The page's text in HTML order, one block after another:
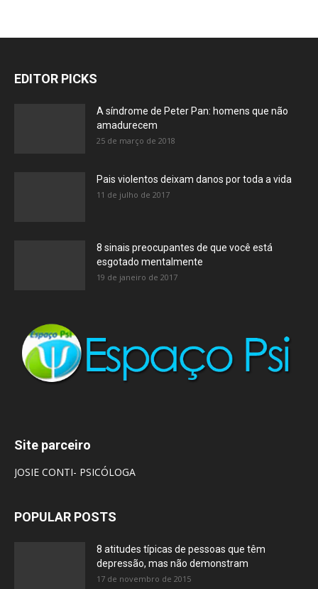
EDITOR PICKS
A síndrome de Peter Pan: homens que não
amadurecem
25 de março de 2018
Pais violentos deixam danos por toda a vida
11 de julho de 2017
8 sinais preocupantes de que você está
esgotado mentalmente
19 de janeiro de 2017
Site parceiro
JOSIE CONTI- PSICÓLOGA
POPULAR POSTS
8 atitudes típicas de pessoas que têm
depressão, mas não demonstram
17 de novembro de 2015